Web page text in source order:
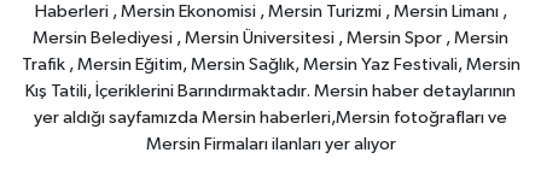
Haberleri , Mersin Ekonomisi , Mersin Turizmi , Mersin Limanı ,
Mersin Belediyesi , Mersin Üniversitesi , Mersin Spor , Mersin
Trafik , Mersin Eğitim, Mersin Sağlık, Mersin Yaz Festivali, Mersin
Kış Tatili, İçeriklerini Barındırmaktadır. Mersin haber detaylarının
yer aldığı sayfamızda Mersin haberleri,Mersin fotoğrafları ve
Mersin Firmaları ilanları yer alıyor